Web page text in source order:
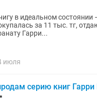
в идеальном
за 11 тыс. тг, отдаю за 6 тыс. Отличный вариант:
Гарри...
июля
серию книг Гарри